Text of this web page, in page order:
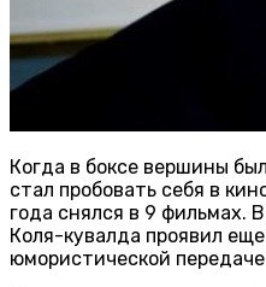
Когда в боксе вершины
стал пробовать себя в
года снялся в 9 фильмах.
Коля-кувалда проявил
юмористической